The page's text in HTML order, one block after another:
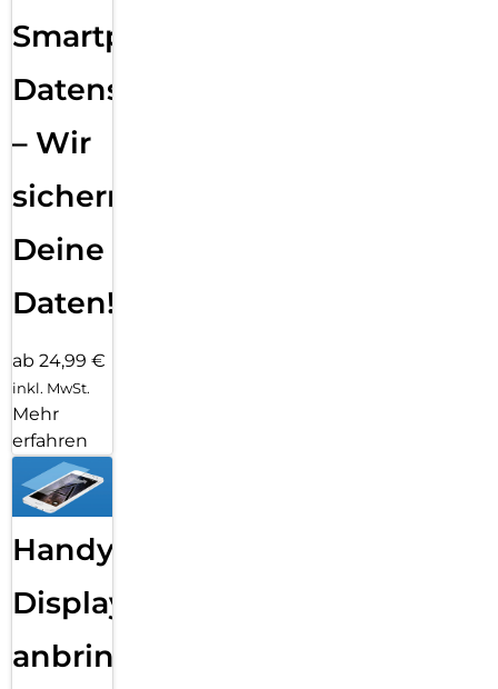
Smartphone
Datensicherung
– Wir
sichern
Deine
Daten!
ab 24,99 €
inkl. MwSt.
Mehr
erfahren
Handy
Displayfolie
anbringen